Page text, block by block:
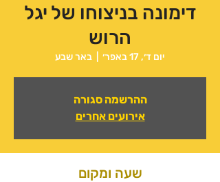
דימונה בניצוחו של יגל
הרוש
יום ד׳, 17 באפר׳ באר שבע
ההרשמה סגורה
אירועים אחרים
שעה ומקום